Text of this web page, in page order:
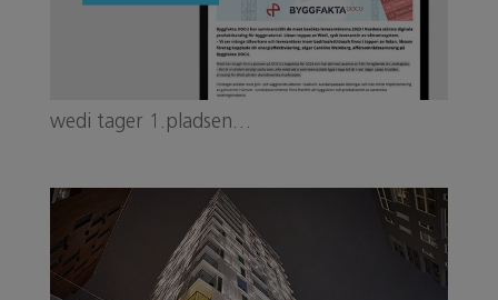
wedi tager 1.pladsen…